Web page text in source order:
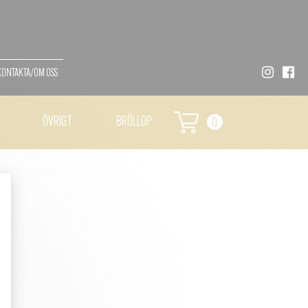
OM OSS
ÖVRIGT BRÖLLOP 0